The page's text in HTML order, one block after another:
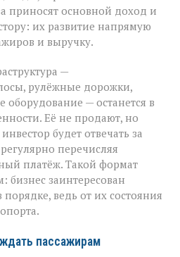
приносят основной доход и
их развитие напрямую
и выручку.
—
рулёжные дорожки,
— останется в
Её не продают, но
будет отвечать за
перечисляя
платёж. Такой формат
бизнес заинтересован
ведь от их состояния
пассажирам